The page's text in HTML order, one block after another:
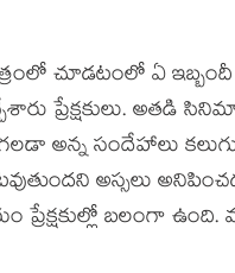
చూడటంలో ఏ ఇబ్బందీ
ప్రేక్షకులు. అతడి
అన్న సందేహాలు
అస్సలు
బలంగా ఉంది.